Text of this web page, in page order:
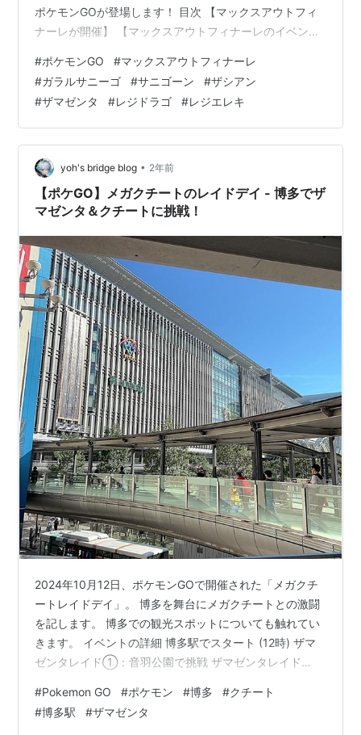
ポケモンGOが登場します！ 目次 【マックスアウトフィ
ナーレが開催】 【マックスアウトフィナーレのイベント
ムチャレンジが登場】 【イベント限定のチケットが販
売】 【サニゴーンが欲しい！GBLで強いって！？】 【マ
ックスアウトフィナーレが開催】 11月27日（水）10:00
～12月1日（日）20:00までマックスアウトフィナーレが
開催されます！公式ブログからその内容を見ていきま
す。 【マックスア…
#ポケモンGO #マックスアウトフィナーレ
#ガラルサニーゴ #サニゴーン #ザシアン
#ザマゼンタ #レジドラゴ #レジエレキ
yoh's bridge blog • 2年前
【ポケGO】メガクチートのレイドデイ - 博多でザ
マゼンタ＆クチートに挑戦！
2024年10月12日、ポケモンGOで開催された「メガクチ
ートレイドデイ」。 博多を舞台にメガクチートとの激闘
を記します。 博多での観光スポットについても触れてい
きます。 イベントの詳細 博多駅でスタート (12時) ザマ
ゼンタレイド①：音羽公園で挑戦 ザマゼンタレイド
クチートレイド (14時～15時) リモートレイドで奇跡の色
違いクチートGET 天神ホルモンで締め この日の運動量 ま
#Pokemon GO #ポケモン #博多 #クチート
#博多駅 #ザマゼンタ